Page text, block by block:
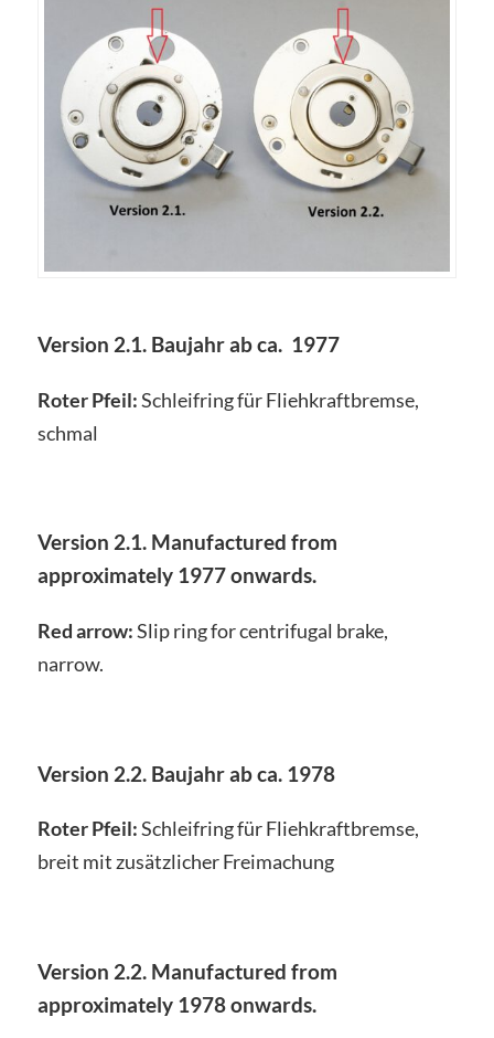
Version 2.1. Baujahr ab ca. 1977
Roter Pfeil:Schleifring für Fliehkraftbremse,
schmal
Version 2.1. Manufactured from
approximately 1977 onwards.
Red arrow:Slip ring for centrifugal brake,
narrow.
Version 2.2. Baujahr ab ca. 1978
Roter Pfeil:Schleifring für Fliehkraftbremse,
breit mit zusätzlicher Freimachung
Version 2.2. Manufactured from
approximately 1978 onwards.